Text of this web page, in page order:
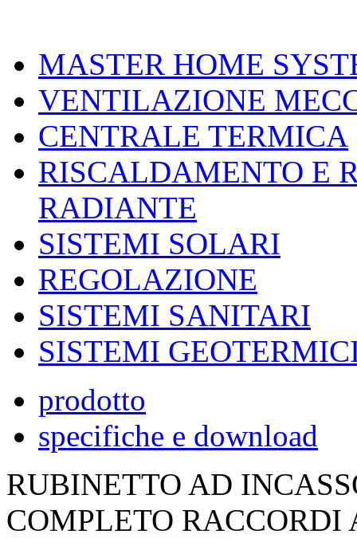
MASTER HOME
VENTILAZIONE
CENTRALE TERMICA
RISCALDAMENTO E
RADIANTE
SISTEMI SOLARI
REGOLAZIONE
SISTEMI SANITARI
SISTEMI
prodotto
specifiche e download
RUBINETTO AD
COMPLETO RACCORDI